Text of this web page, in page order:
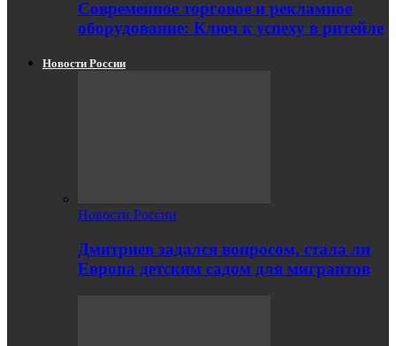
Современное торговое и рекламное
оборудование: Ключ к успеху в ритейле
Новости России
Новости России
Дмитриев задался вопросом, стала ли
Европа детским садом для мигрантов